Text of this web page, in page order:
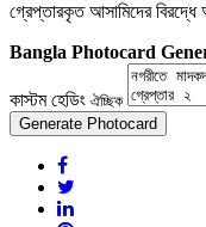
গ্রেপ্তারকৃত আসামিদের
Bangla Photocard
কাস্টম হেডিং ঐচ্ছিক
Generate Photocard